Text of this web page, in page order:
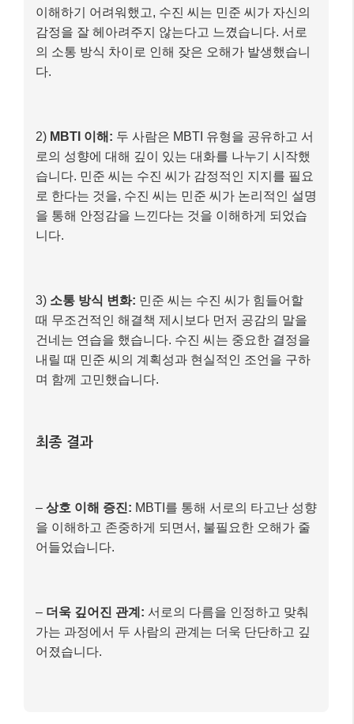
이해하기 어려워했고, 수진 씨는 민준 씨가 자신의
감정을 잘 헤아려주지 않는다고 느꼈습니다. 서로
의 소통 방식 차이로 인해 잦은 오해가 발생했습니
다.
2) MBTI 이해: 두 사람은 MBTI 유형을 공유하고 서
로의 성향에 대해 깊이 있는 대화를 나누기 시작했
습니다. 민준 씨는 수진 씨가 감정적인 지지를 필요
로 한다는 것을, 수진 씨는 민준 씨가 논리적인 설명
을 통해 안정감을 느낀다는 것을 이해하게 되었습
니다.
3) 소통 방식 변화: 민준 씨는 수진 씨가 힘들어할
때 무조건적인 해결책 제시보다 먼저 공감의 말을
건네는 연습을 했습니다. 수진 씨는 중요한 결정을
내릴 때 민준 씨의 계획성과 현실적인 조언을 구하
며 함께 고민했습니다.
최종 결과
– 상호 이해 증진: MBTI를 통해 서로의 타고난 성향
을 이해하고 존중하게 되면서, 불필요한 오해가 줄
어들었습니다.
– 더욱 깊어진 관계: 서로의 다름을 인정하고 맞춰
가는 과정에서 두 사람의 관계는 더욱 단단하고 깊
어졌습니다.